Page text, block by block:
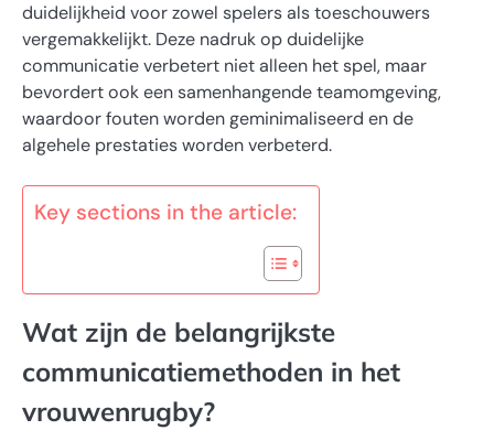
duidelijkheid voor zowel spelers als toeschouwers
vergemakkelijkt. Deze nadruk op duidelijke
communicatie verbetert niet alleen het spel, maar
bevordert ook een samenhangende teamomgeving,
waardoor fouten worden geminimaliseerd en de
algehele prestaties worden verbeterd.
Key sections in the article:
Wat zijn de belangrijkste
communicatiemethoden in het
vrouwenrugby?